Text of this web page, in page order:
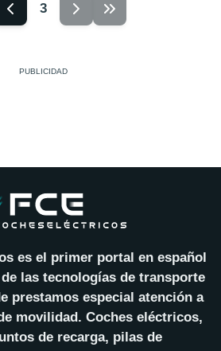
3
es el primer portal en español
las tecnologías de transporte
prestamos especial atención a
movilidad. Coches eléctricos,
de recarga, pilas de